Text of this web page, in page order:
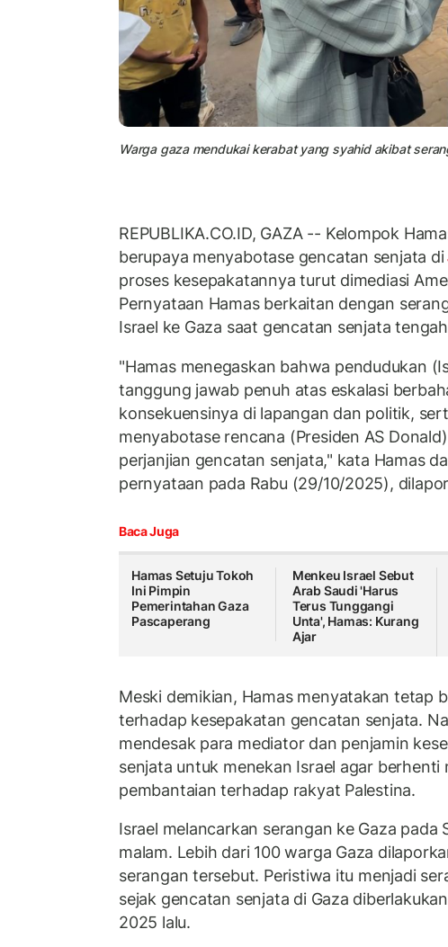
Warga gaza mendukai kerabat yang syahid akibat
REPUBLIKA.CO.ID, GAZA -- Kelompok
berupaya menyabotase gencatan senjata di
proses kesepakatannya turut dimediasi
Pernyataan Hamas berkaitan dengan
Israel ke Gaza saat gencatan senjata
"Hamas menegaskan bahwa pendudukan
tanggung jawab penuh atas eskalasi
konsekuensinya di lapangan dan politik,
menyabotase rencana (Presiden AS
perjanjian gencatan senjata," kata Hamas
pernyataan pada Rabu (29/10/2025),
Baca Juga
Hamas Setuju Tokoh
Ini Pimpin
Pemerintahan Gaza
Pascaperang
Menkeu Israel Sebut
Arab Saudi 'Harus
Terus Tunggangi
Unta', Hamas: Kurang
Ajar
Meski demikian, Hamas menyatakan tetap
terhadap kesepakatan gencatan senjata.
mendesak para mediator dan penjamin
senjata untuk menekan Israel agar berhenti
pembantaian terhadap rakyat Palestina.
Israel melancarkan serangan ke Gaza pada
malam. Lebih dari 100 warga Gaza
serangan tersebut. Peristiwa itu menjadi
sejak gencatan senjata di Gaza
2025 lalu.